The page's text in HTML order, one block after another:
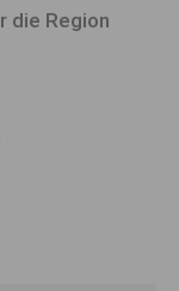
die Region